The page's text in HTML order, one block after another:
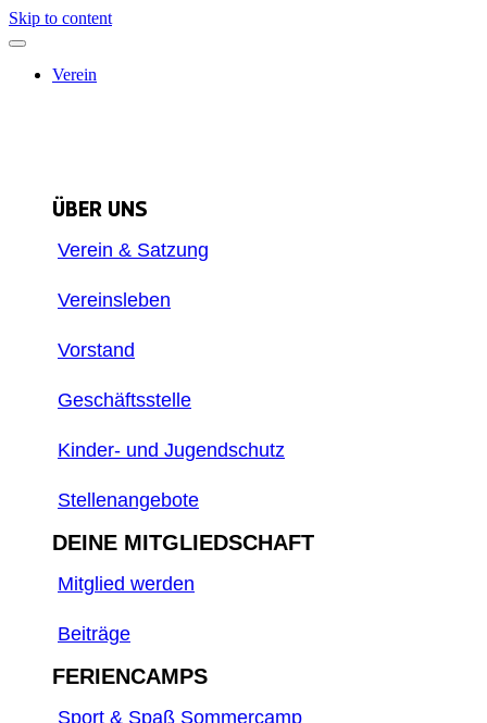
Inhalt
springen
Skip to content
Verein
ÜBER UNS
Verein & Satzung
Vereinsleben
Vorstand
Geschäftsstelle
Kinder- und Jugendschutz
Stellenangebote
DEINE MITGLIEDSCHAFT
Mitglied werden
Beiträge
FERIENCAMPS
Sport & Spaß Sommercamp